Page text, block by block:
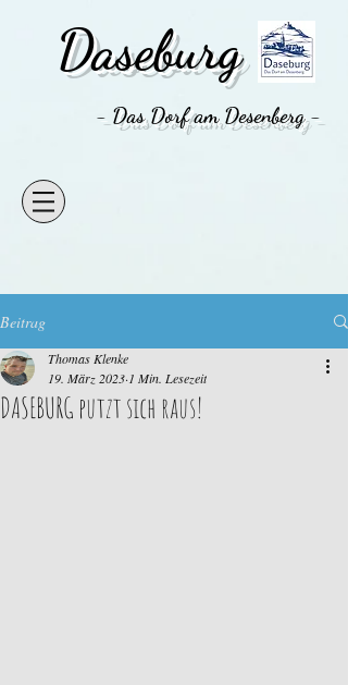
Daseburg
- Das Dorf am Desenberg -
Beitrag
DASEBURG putzt sich raus!
Thomas Klenke
19. März 2023 1 Min. Lesezeit